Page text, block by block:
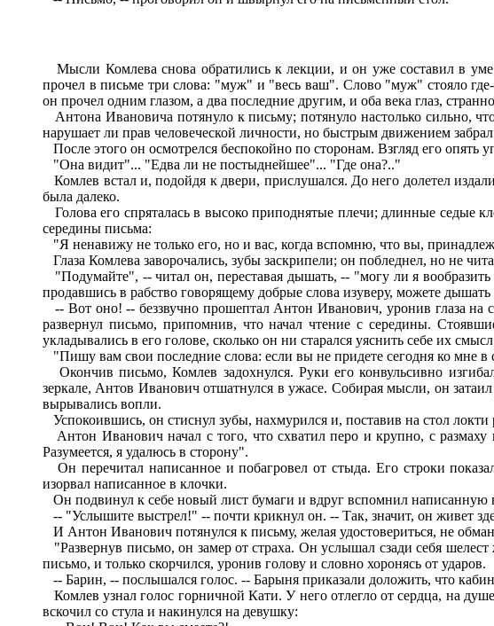
Мысли Комлева снова обратились к лекции, и он уже составил в уме
прочел в письме три слова: "муж" и "весь ваш". Слово "муж" стояло
он прочел одним глазом, а два последние другим, и оба века глаз,
Антона Ивановича потянуло к письму; потянуло настолько сильно,
нарушает ли прав человеческой личности, но быстрым движением
После этого он осмотрелся беспокойно по сторонам. Взгляд его
"Она видит"... "Едва ли не постыднейшее"... "Где она?.."
Комлев встал и, подойдя к двери, прислушался. До него долетел
была далеко.
Голова его спряталась в высоко приподнятые плечи; длинные седые
середины письма:
"Я ненавижу не только его, но и вас, когда вспомню, что вы,
Глаза Комлева заворочались, зубы заскрипели; он побледнел, но не
"Подумайте", -- читал он, переставая дышать, -- "могу ли я
продавшись в рабство говорящему добрые слова изуверу, можете
-- Вот оно! -- беззвучно прошептал Антон Иванович, уронив глаза на
развернул письмо, припомнив, что начал чтение с середины.
укладывались в его голове, сколько он ни старался уяснить себе их
"Пишу вам свои последние слова: если вы не придете сегодня ко мне
Окончив письмо, Комлев задохнулся. Руки его конвульсивно
зеркале, Антов Иванович отшатнулся в ужасе. Собирая мысли, он
вырывались вопли.
Успокоившись, он стиснул зубы, нахмурился и, поставив на стол
Антон Иванович начал с того, что схватил перо и крупно, с размаху
Разумеется, я удалюсь в сторону".
Он перечитал написанное и побагровел от стыда. Его строки
изорвал написанное в клочки.
Он подвинул к себе новый лист бумаги и вдруг вспомнил написанную
-- "Услышите выстрел!" -- почти крикнул он. -- Так, значит, он живет
И Антон Иванович потянулся к письму, желая удостовериться, не
"Развернув письмо, он замер от страха. Он услышал сзади себя
письмо, и только скорчился, уронив голову и словно хоронясь от ударов.
-- Барин, -- послышался голос. -- Барыня приказали доложить, что
Комлев узнал голос горничной Кати. У него отлегло от сердца, на
вскочил со стула и накинулся на девушку: